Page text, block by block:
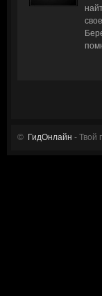
© ГидОнлайн - Твой